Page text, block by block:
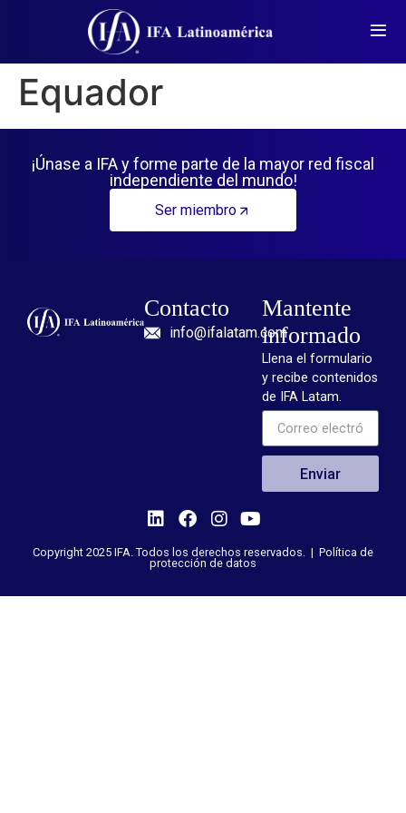
Equador
¡Únase a IFA y forme parte de la mayor red fiscal
independiente del mundo!
Ser miembro
Contacto
info@ifalatam.com
Mantente
informado
Llena el formulario
y recibe contenidos
de IFA Latam.
Enviar
Copyright 2025 IFA. Todos los derechos reservados. | Política de
protección de datos